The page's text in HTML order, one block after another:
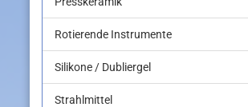
Rotierende Instrumente
Silikone / Dubliergel
Strahlmittel